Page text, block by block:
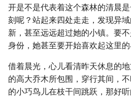
开是不是代表着这个森林的清晨
刻呢？站起来四处走走，发现异
新，甚至远远超过她的小镇。要
身份，她甚至要开始喜欢起这里的
借着晨光，心儿看清昨天休息的
的高大乔木所包围，穿行其间，
的小巧鸟儿在枝干间跳跃，那好